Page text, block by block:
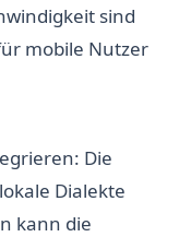
sind
mobile Nutzer
Die
Dialekte
kann die